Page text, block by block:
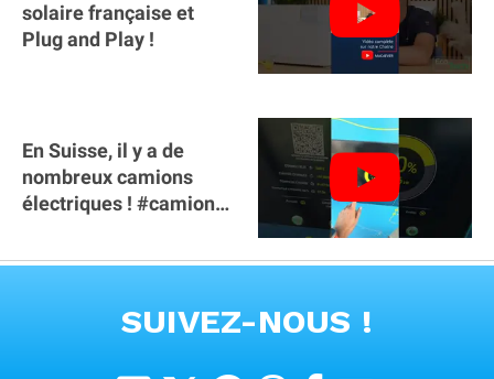
solaire française et
Plug and Play !
En Suisse, il y a de
nombreux camions
électriques ! #camion
#voitureelectrique
SUIVEZ-NOUS !